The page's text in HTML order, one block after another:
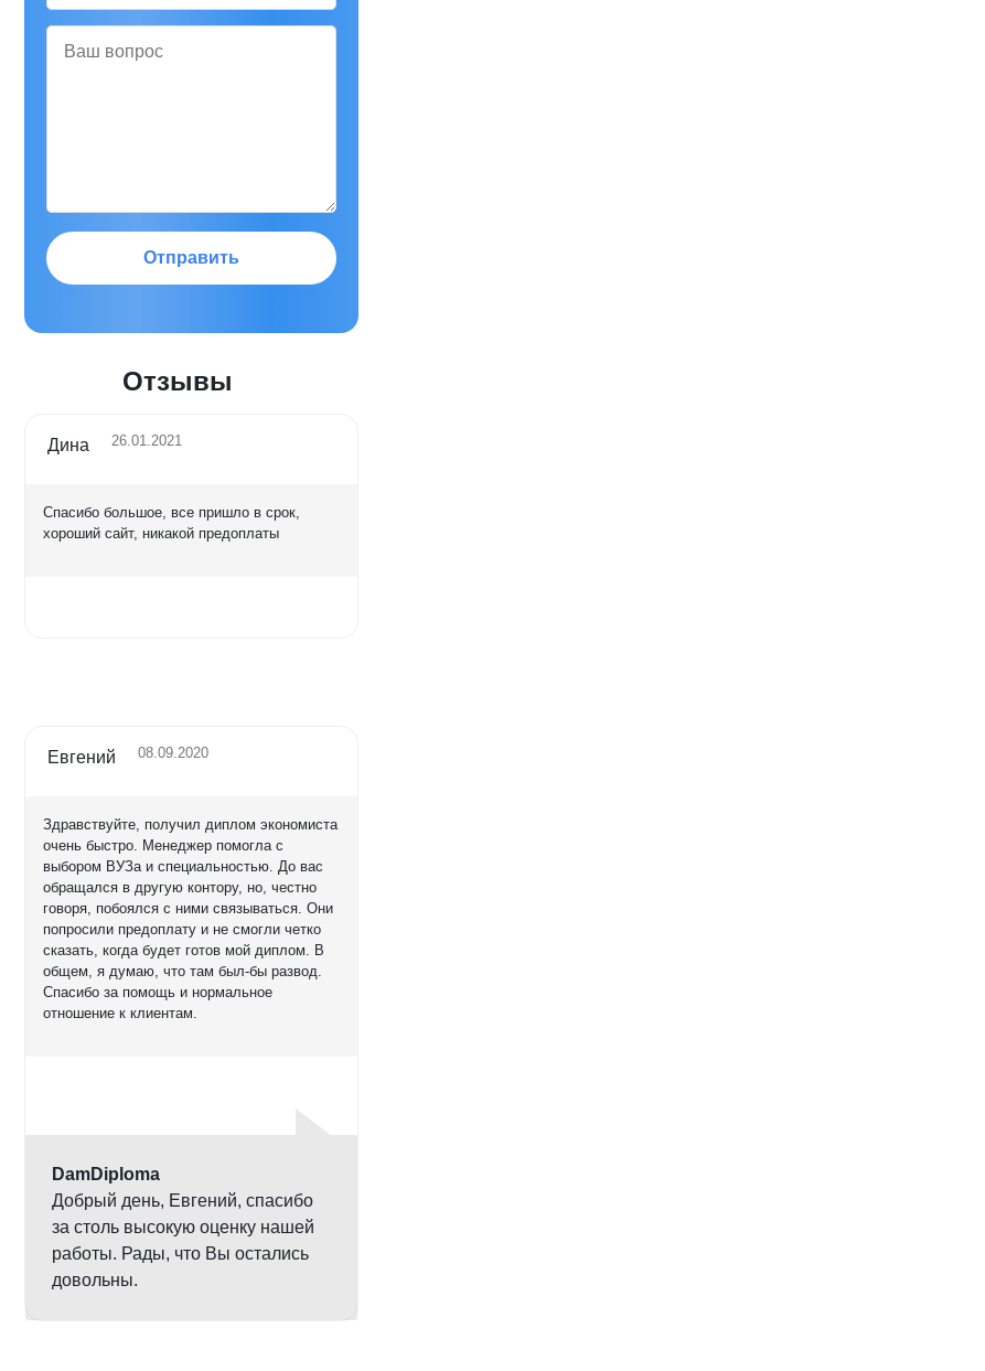
Отправить
Отзывы
Дина 26.01.2021
Спасибо большое, все пришло в срок,
хороший сайт, никакой предоплаты
Евгений 08.09.2020
Здравствуйте, получил диплом экономиста
очень быстро. Менеджер помогла с
выбором ВУЗа и специальностью. До вас
обращался в другую контору, но, честно
говоря, побоялся с ними связываться. Они
попросили предоплату и не смогли четко
сказать, когда будет готов мой диплом. В
общем, я думаю, что там был-бы развод.
Спасибо за помощь и нормальное
отношение к клиентам.
DamDiploma
Добрый день, Евгений, спасибо
за столь высокую оценку нашей
работы. Рады, что Вы остались
довольны.